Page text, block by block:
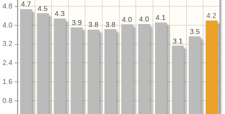
0.8
1.6
2.4
3.2
4.0
4.8
3.5
3.1
4.1
4.0
4.0
3.8
3.8
3.9
4.3
4.5
4.7
4.2
3.5
3.1
4.1
4.0
4.0
3.8
3.8
3.9
4.3
4.5
4.7